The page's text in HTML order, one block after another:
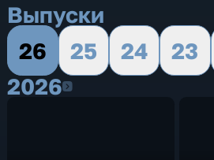
Выпуски
26
25 24 23
20262026